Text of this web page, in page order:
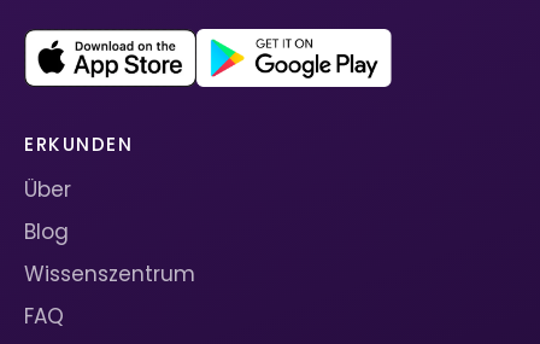
ERKUNDEN
Über
Blog
Wissenszentrum
FAQ